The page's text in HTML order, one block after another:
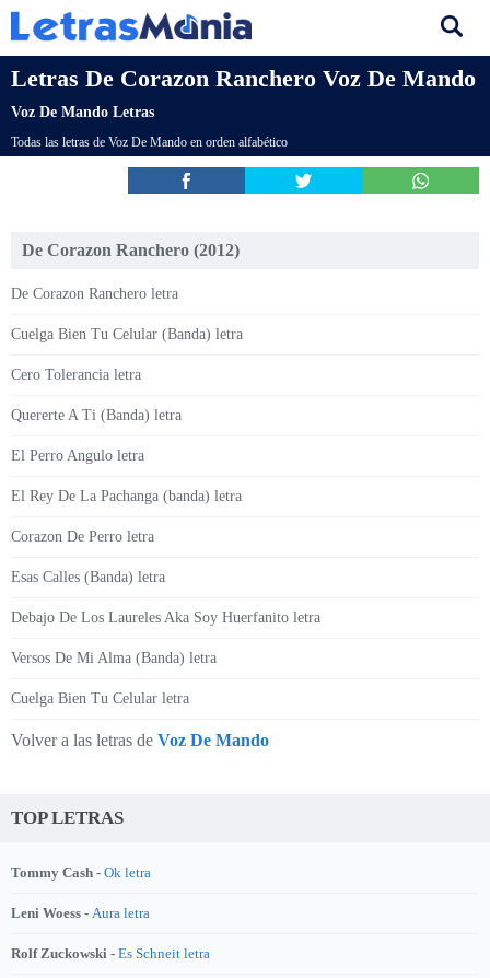
Letras De Corazon Ranchero Voz De Mando
Voz De Mando Letras
Todas las letras de Voz De Mando en orden alfabético
De Corazon Ranchero (2012)
De Corazon Ranchero letra
Cuelga Bien Tu Celular (Banda) letra
Cero Tolerancia letra
Quererte A Ti (Banda) letra
El Perro Angulo letra
El Rey De La Pachanga (banda) letra
Corazon De Perro letra
Esas Calles (Banda) letra
Debajo De Los Laureles Aka Soy Huerfanito letra
Versos De Mi Alma (Banda) letra
Cuelga Bien Tu Celular letra
Volver a las letras de Voz De Mando
TOP LETRAS
Tommy Cash - Ok letra
Leni Woess - Aura letra
Rolf Zuckowski - Es Schneit letra